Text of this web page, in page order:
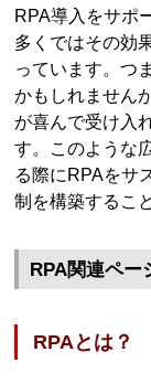
RPA導入をサポ
多くではその効
っています。つ
かもしれません
が喜んで受け入
す。このような
る際にRPAをサ
制を構築するこ
RPA関連ペー
RPAとは？